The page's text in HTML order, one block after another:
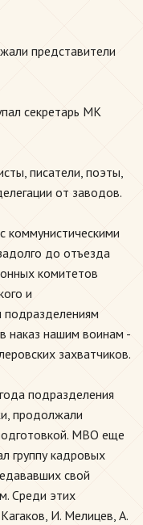
представители
секретарь МК
писатели, поэты,
от заводов.
коммунистическими
до отъезда
комитетов
и
подразделениям
наказ нашим воинам -
захватчиков.
подразделения
продолжали
МВО еще
группу кадровых
свой
Среди этих
И. Мелицев, А.